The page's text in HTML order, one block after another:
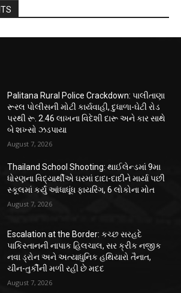
Palitana Rural Police Crackdown: પાલીતાણા
રૂરલ પોલીસની મોટી કાર્યવાહી, દુધાળા-ઘેટી રોડ
પરથી રૂ. 2.46 લાખના વિદેશી દારૂ અને કાર સાથે
બે શખ્સો ઝડપાયા
August 7, 2026
Thailand School Shooting: થાઈલેન્ડમાં 9મા
ધોરણના વિદ્યાર્થીએ ઘરમાં દાદા-દાદીને માર્યા પછી
સ્કૂલમાં કર્યું આંધાધૂંધ ફાયરિંગ, 6 લોકોના મોત
August 7, 2026
Escalation at the Border: કચ્છ સરહદે
પાકિસ્તાનની નાપાક હિલચાલ, સર ક્રીક નજીક
નવા ડ્રોન અને અત્યાધુનિક હથિયારો તૈનાત,
ચીન-તુર્કીની મળી રહી છે મદદ
August 7, 2026